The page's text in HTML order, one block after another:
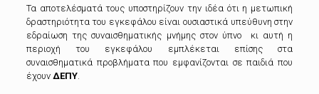
Τα αποτελέσματά τους υποστηρίζουν την ιδέα ότι η μετωπική
δραστηριότητα του εγκεφάλου είναι ουσιαστικά υπεύθυνη στην
εδραίωση της συναισθηματικής μνήμης στον ύπνο κι αυτή η
περιοχή του εγκεφάλου εμπλέκεται επίσης στα
συναισθηματικά προβλήματα που εμφανίζονται σε παιδιά που
έχουν ΔΕΠΥ.